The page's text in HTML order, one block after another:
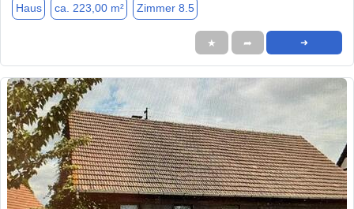
Haus ca. 223,00 m² Zimmer 8.5
★ ➦ ➜